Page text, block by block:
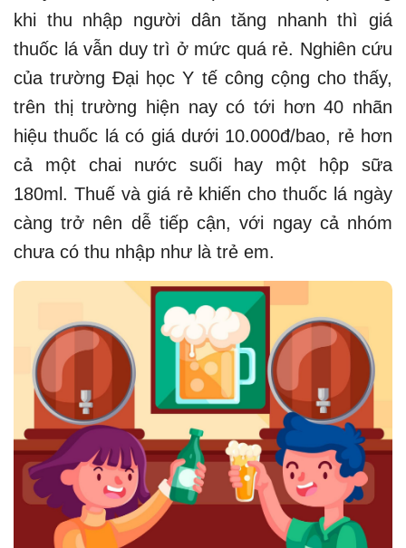
khi thu nhập người dân tăng nhanh thì giá
thuốc lá vẫn duy trì ở mức quá rẻ. Nghiên cứu
của trường Đại học Y tế công cộng cho thấy,
trên thị trường hiện nay có tới hơn 40 nhãn
hiệu thuốc lá có giá dưới 10.000đ/bao, rẻ hơn
cả một chai nước suối hay một hộp sữa
180ml. Thuế và giá rẻ khiến cho thuốc lá ngày
càng trở nên dễ tiếp cận, với ngay cả nhóm
chưa có thu nhập như là trẻ em.